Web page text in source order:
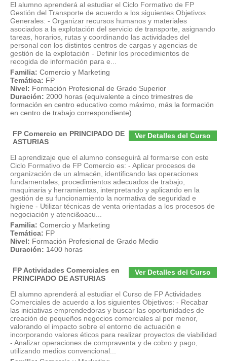
El alumno aprenderá al estudiar el Ciclo Formativo de FP
Gestión del Transporte de acuerdo a los siguientes Objetivos
Generales: - Organizar recursos humanos y materiales
asociados a la explotación del servicio de transporte, asignando
tareas, horarios, rutas y coordinando las actividades del
personal con los distintos centros de cargas y agencias de
gestión de la explotación - Definir los procedimientos de
recogida de información para e...
Familia: Comercio y Marketing
Temática: FP
Nivel: Formación Profesional de Grado Superior
Duración: 2000 horas (equivalente a cinco trimestres de
formación en centro educativo como máximo, más la formación
en centro de trabajo correspondiente).
Ver Detalles del Curso
FP Comercio en PRINCIPADO DE
ASTURIAS
El aprendizaje que el alumno conseguirá al formarse con este
Ciclo Formativo de FP Comercio es: - Aplicar procesos de
organización de un almacén, identificando las operaciones
fundamentales, procedimientos adecuados de trabajo,
maquinaria y herramientas, interpretando y aplicando en la
gestión de su funcionamiento la normativa de seguridad e
higiene - Utilizar técnicas de venta orientadas a los procesos de
negociación y atenci&oacu...
Familia: Comercio y Marketing
Temática: FP
Nivel: Formación Profesional de Grado Medio
Duración: 1400 horas
Ver Detalles del Curso
FP Actividades Comerciales en
PRINCIPADO DE ASTURIAS
El alumno aprenderá al estudiar el Curso de FP Actividades
Comerciales de acuerdo a los siguientes Objetivos: - Recabar
las iniciativas emprendedoras y buscar las oportunidades de
creación de pequeños negocios comerciales al por menor,
valorando el impacto sobre el entorno de actuación e
incorporando valores éticos para realizar proyectos de viabilidad
- Analizar operaciones de compraventa y de cobro y pago,
utilizando medios convencional...